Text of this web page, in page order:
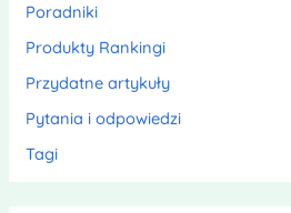
Poradniki
Produkty Rankingi
Przydatne artykuły
Pytania i odpowiedzi
Tagi